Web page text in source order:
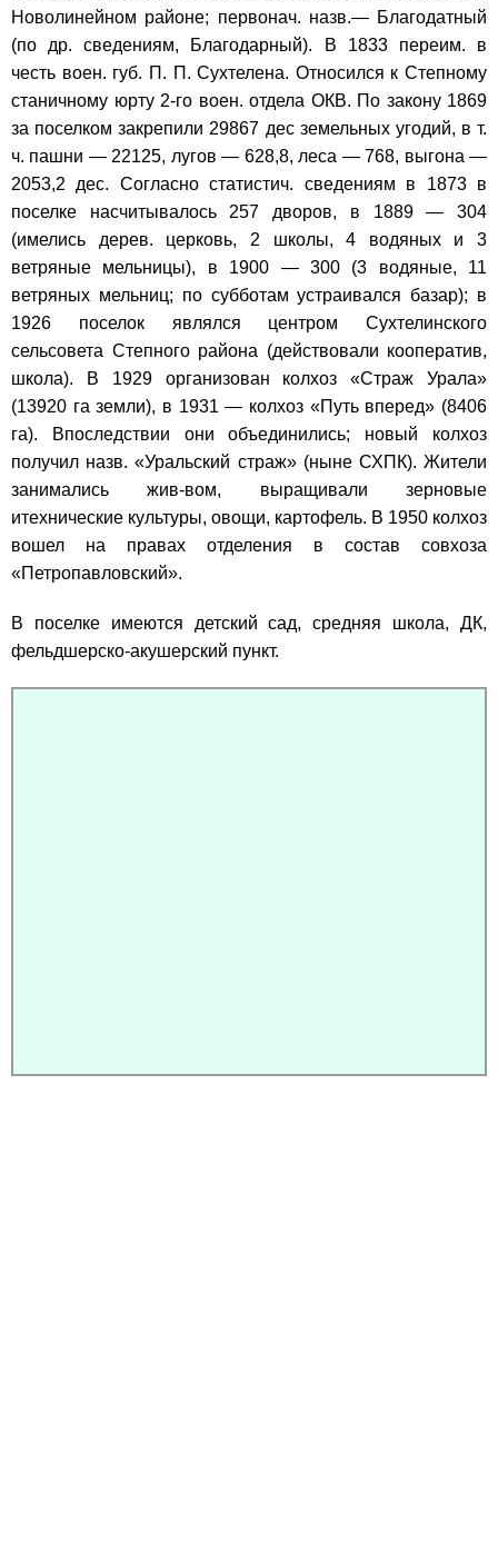
Новолинейном районе; первонач. назв.— Благодатный
(по др. сведениям, Благодарный). В 1833 переим. в
честь воен. губ. П. П. Сухтелена. Относился к Степному
станичному юрту 2-го воен. отдела ОКВ. По закону 1869
за поселком закрепили 29867 дес земельных угодий, в т.
ч. пашни — 22125, лугов — 628,8, леса — 768, выгона —
2053,2 дес. Согласно статистич. сведениям в 1873 в
поселке насчитывалось 257 дворов, в 1889 — 304
(имелись дерев. церковь, 2 школы, 4 водяных и 3
ветряные мельницы), в 1900 — 300 (3 водяные, 11
ветряных мельниц; по субботам устраивался базар); в
1926 поселок являлся центром Сухтелинского
сельсовета Степного района (действовали кооператив,
школа). В 1929 организован колхоз «Страж Урала»
(13920 га земли), в 1931 — колхоз «Путь вперед» (8406
га). Впоследствии они объединились; новый колхоз
получил назв. «Уральский страж» (ныне СХПК). Жители
занимались жив-вом, выращивали зерновые
итехнические культуры, овощи, картофель. В 1950 колхоз
вошел на правах отделения в состав совхоза
«Петропавловский».
В поселке имеются детский сад, средняя школа, ДК,
фельдшерско-акушерский пункт.